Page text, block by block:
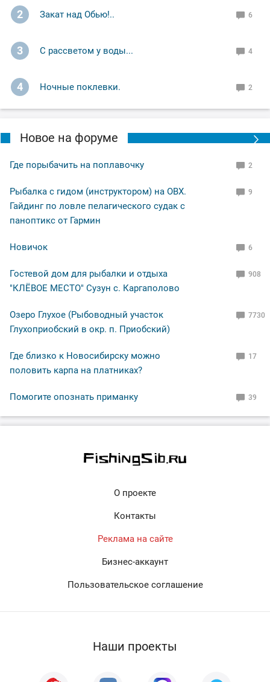
2 Закат над Обью!.. 6
3 С рассветом у воды... 4
4 Ночные поклевки. 2
Новое на форуме
Где порыбачить на поплавочку 2
Рыбалка с гидом (инструктором) на ОВХ.
Гайдинг по ловле пелагического судак с
паноптикс от Гармин
9
Новичок 6
Гостевой дом для рыбалки и отдыха
"КЛЁВОЕ МЕСТО" Сузун с. Каргаполово
908
Озеро Глухое (Рыбоводный участок
Глухоприобский в окр. п. Приобский)
7730
Где близко к Новосибирску можно
половить карпа на платниках?
17
Помогите опознать приманку 39
О проекте
Контакты
Реклама на сайте
Бизнес-аккаунт
Пользовательское соглашение
Наши проекты